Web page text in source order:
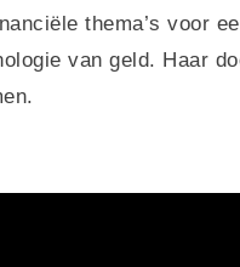
thema’s voor
van geld. Haar